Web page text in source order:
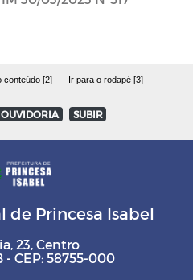
conteúdo [2] Ir para o rodapé [3]
OUVIDORIA SUBIR
Princesa Isabel
23, Centro
- CEP: 58755-000